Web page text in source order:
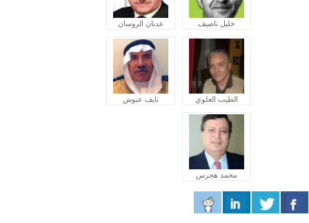
خليل ناصيف عدنان الروسان
الطيب العلوي نايف عبوش
محمد هجرس